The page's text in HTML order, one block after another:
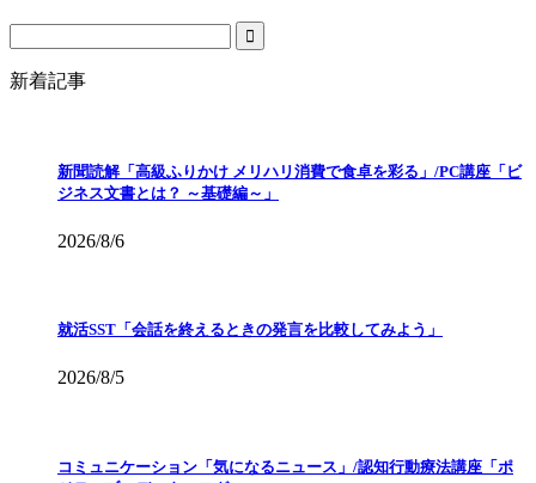
新着記事
新聞読解「高級ふりかけ メリハリ消費で食卓を彩る」/PC講座「ビ
ジネス文書とは？ ～基礎編～」
2026/8/6
就活SST「会話を終えるときの発言を比較してみよう」
2026/8/5
コミュニケーション「気になるニュース」/認知行動療法講座「ポ